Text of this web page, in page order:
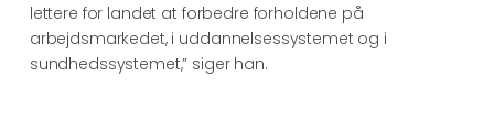
lettere for landet at forbedre forholdene på
arbejdsmarkedet, i uddannelsessystemet og i
sundhedssystemet,” siger han.